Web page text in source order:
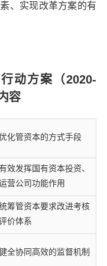
、实现改革方案的有
动方案（2020-
容
化管资本的方式手段
效发挥国有资本投资、
营公司功能作用
筹管资本要求改进考核
价体系
全协同高效的监督机制